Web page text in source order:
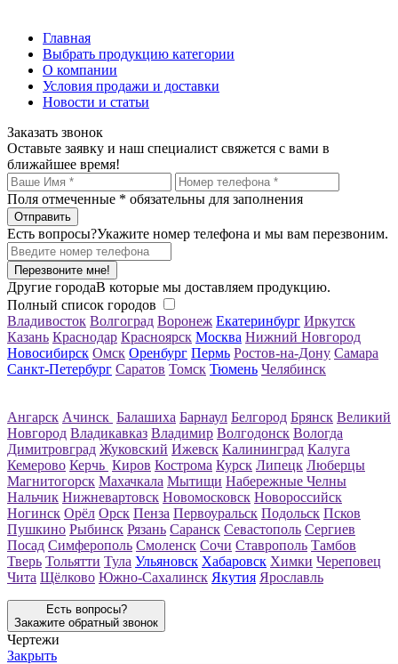
Главная
Выбрать продукцию категории
О компании
Условия продажи и доставки
Новости и статьи
Заказать звонок
Оставьте заявку и наш специалист свяжется с вами в
ближайшее время!
Поля отмеченные * обязательны для заполнения
Есть вопросы?Укажите номер телефона и мы вам перезвоним.
Перезвоните мне!
Другие городаВ которые мы доставляем продукцию.
Полный список городов
Владивосток Волгоград Воронеж Екатеринбург Иркутск
Казань Краснодар Красноярск Москва Нижний Новгород
Новосибирск Омск Оренбург Пермь Ростов-на-Дону Самара
Санкт-Петербург Саратов Томск Тюмень Челябинск
Ангарск Ачинск Балашиха Барнаул Белгород Брянск Великий
Новгород Владикавказ Владимир Волгодонск Вологда
Димитровград Жуковский Ижевск Калининград Калуга
Кемерово Керчь Киров Кострома Курск Липецк Люберцы
Магнитогорск Махачкала Мытищи Набережные Челны
Нальчик Нижневартовск Новомосковск Новороссийск
Ногинск Орёл Орск Пенза Первоуральск Подольск Псков
Пушкино Рыбинск Рязань Саранск Севастополь Сергиев
Посад Симферополь Смоленск Сочи Ставрополь Тамбов
Тверь Тольятти Тула Ульяновск Хабаровск Химки Череповец
Чита Щёлково Южно-Сахалинск Якутия Ярославль
Есть вопросы?
Закажите обратный звонок
Чертежи
Закрыть